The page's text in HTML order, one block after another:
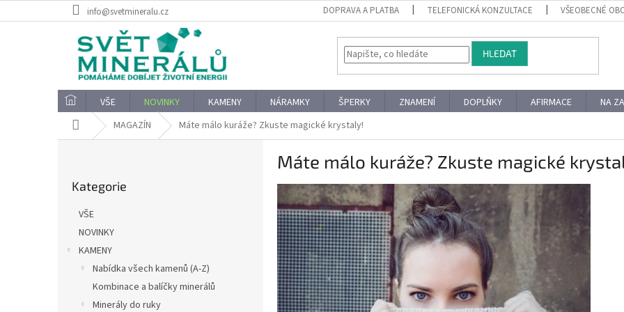
na
info@svetmineralu.cz DOPRAVA A PLATBA TELEFONICKÁ KONZULTACE VŠEOBECNÉ
HLEDAT
VŠE NOVINKY KAMENY NÁRAMKY ŠPERKY ZNAMENÍ DOPLŇKY AFIRMACE NA
Domů MAGAZÍN Máte málo kuráže? Zkuste magické krystaly!
kategorie
Kategorie
VŠE
NOVINKY
KAMENY
Nabídka všech kamenů (A-Z)
Kombinace a balíčky minerálů
Minerály do ruky
Máte málo kuráže? Zkuste magické